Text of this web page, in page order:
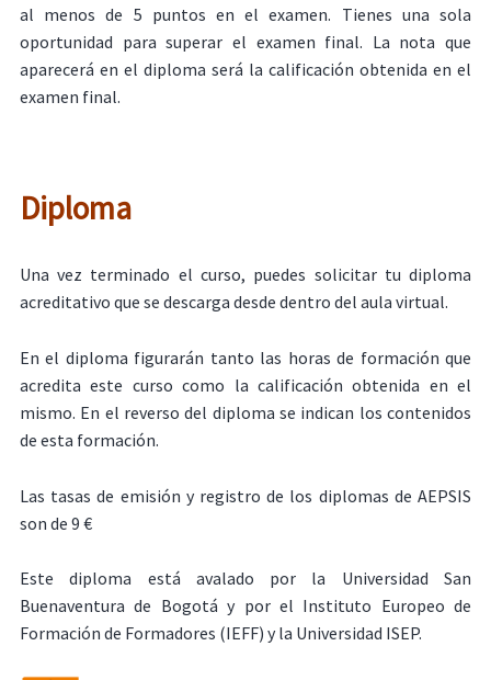
al menos de 5 puntos en el examen. Tienes una sola
oportunidad para superar el examen final. La nota que
aparecerá en el diploma será la calificación obtenida en el
examen final.
Diploma
Una vez terminado el curso, puedes solicitar tu diploma
acreditativo que se descarga desde dentro del aula virtual.
En el diploma figurarán tanto las horas de formación que
acredita este curso como la calificación obtenida en el
mismo. En el reverso del diploma se indican los contenidos
de esta formación.
Las tasas de emisión y registro de los diplomas de AEPSIS
son de 9 €
Este diploma está avalado por la Universidad San
Buenaventura de Bogotá y por el Instituto Europeo de
Formación de Formadores (IEFF) y la Universidad ISEP.